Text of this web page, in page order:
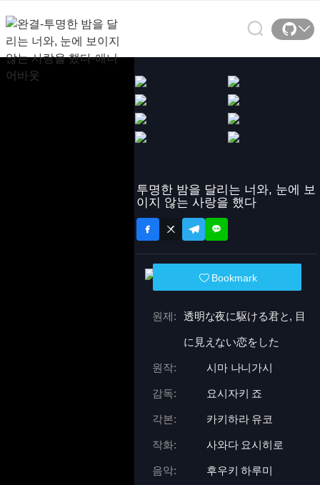
투명한 밤을 달리는 너와, 눈에 보
이지 않는 사랑을 했다
Bookmark
원제: 透明な夜に駆ける君と, 目
に見えない恋をした
원작: 시마 나니가시
감독: 요시자키 죠
각본: 카키하라 유코
작화: 사와다 요시히로
음악: 후우키 하루미